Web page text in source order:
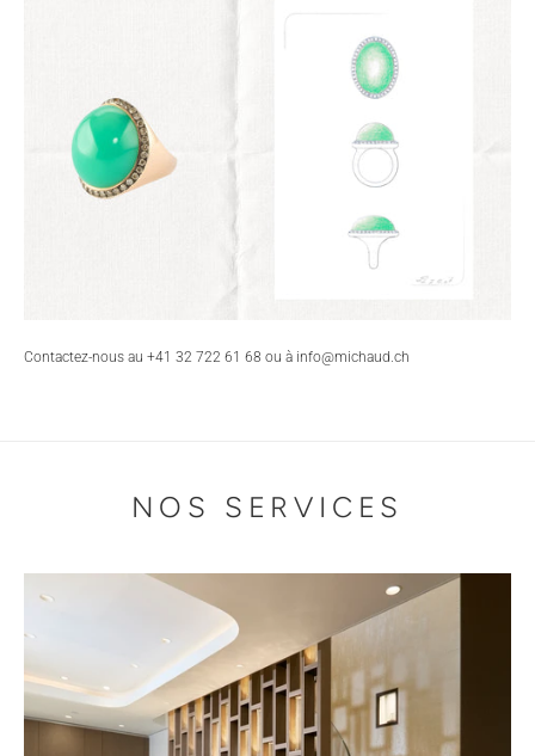
Contactez-nous au +41 32 722 61 68 ou à info@michaud.ch
NOS SERVICES